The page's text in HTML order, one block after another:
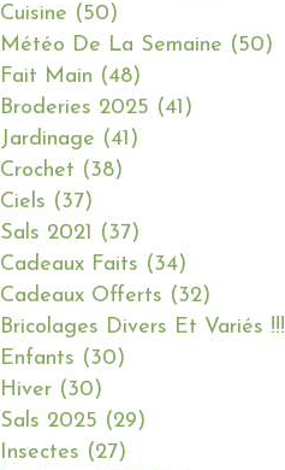
Cuisine (50)
Météo De La Semaine (50)
Fait Main (48)
Broderies 2025 (41)
Jardinage (41)
Crochet (38)
Ciels (37)
Sals 2021
(37)
Cadeaux Faits (34)
Cadeaux Offerts (32)
Bricolages Divers Et Variés !!!
Enfants (30)
Hiver (30)
Sals 2025 (29)
Insectes (27)